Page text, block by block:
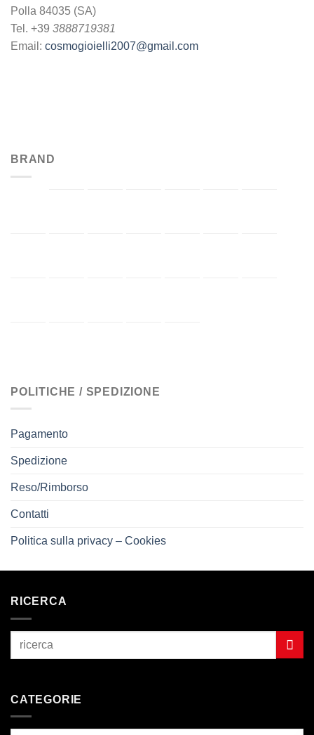
Polla 84035 (SA)
Tel. +39 3888719381
Email: cosmogioielli2007@gmail.com
BRAND
POLITICHE / SPEDIZIONE
Pagamento
Spedizione
Reso/Rimborso
Contatti
Politica sulla privacy – Cookies
RICERCA
CATEGORIE